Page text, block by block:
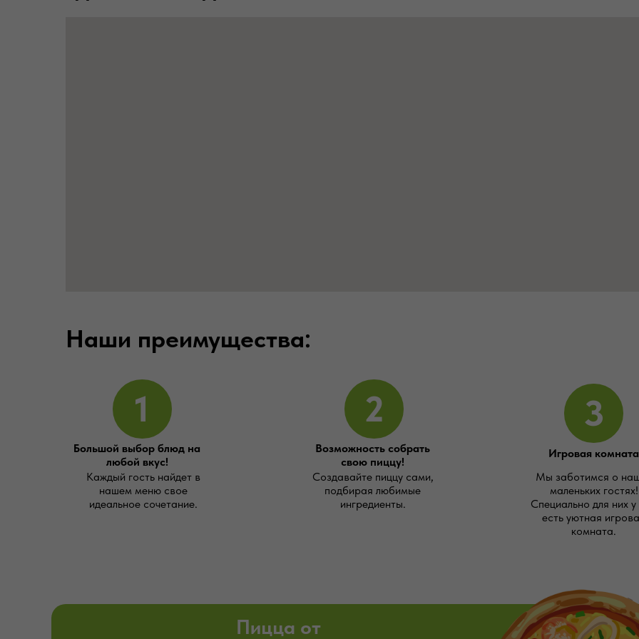
Наши преимущества:
Большой выбор блюд на
любой вкус!
Игровая комната
Создавайте пиццу сами,
подбирая любимые
ингредиенты.
Каждый гость найдет в
нашем меню свое
идеальное сочетание.
Мы заботимся о
маленьких гостях!
Специально для них
есть уютная
комната.
Возможность собрать
свою пиццу!
2
1 3
Пицца от